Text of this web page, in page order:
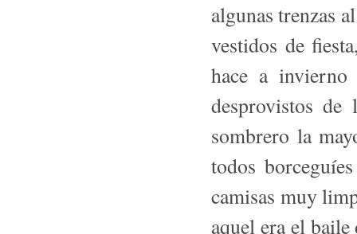
algunas trenzas
vestidos de
hace a
desprovistos de
sombrero la
todos
camisas muy
aquel era el